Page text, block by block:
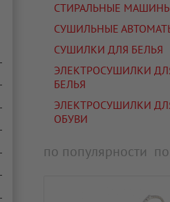
СТИРАЛЬНЫЕ
СУШИЛЬНЫЕ
СУШИЛКИ ДЛЯ БЕЛЬЯ
ЭЛЕКТРОСУШИЛКИ
БЕЛЬЯ
ЭЛЕКТРОСУШИЛКИ
ОБУВИ
по популярности